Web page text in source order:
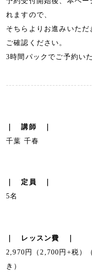
れますので、
そちらよりお進みいた
ご確認ください。
3時間パックでご予約い
｜ 講師 ｜
千葉 千春
｜ 定員 ｜
5名
｜ レッスン費 ｜
2,970円（2,700円+税）
き）